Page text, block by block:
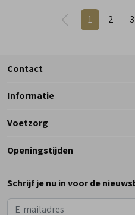
1 2 3
Contact
Telefoon
Informatie
Voetzorg
Openingstijden
Dinsdag
Woensdag
Schrijf je nu in voor de